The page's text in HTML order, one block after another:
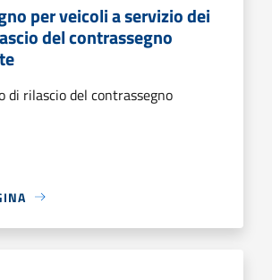
per veicoli a servizio dei
del contrassegno
di rilascio del contrassegno